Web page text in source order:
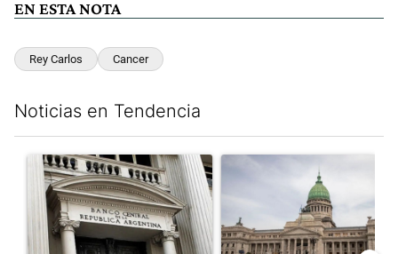
EN ESTA NOTA
Rey Carlos Cancer
Noticias en Tendencia
Un artículo de tendencia con el título "Las reservas del Banco
Un artículo de tendencia